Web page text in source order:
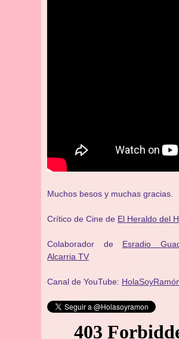
Muchos besos y muchas gracias.
Crítico de Cine de El Heraldo del
Colaborador de Esradio
Alcarria TV
Canal de YouTube: